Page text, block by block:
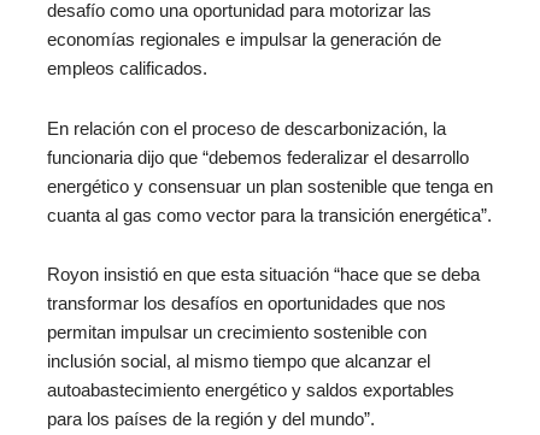
desafío como una oportunidad para motorizar las
economías regionales e impulsar la generación de
empleos calificados.
En relación con el proceso de descarbonización, la
funcionaria dijo que “debemos federalizar el desarrollo
energético y consensuar un plan sostenible que tenga en
cuanta al gas como vector para la transición energética”.
Royon insistió en que esta situación “hace que se deba
transformar los desafíos en oportunidades que nos
permitan impulsar un crecimiento sostenible con
inclusión social, al mismo tiempo que alcanzar el
autoabastecimiento energético y saldos exportables
para los países de la región y del mundo”.